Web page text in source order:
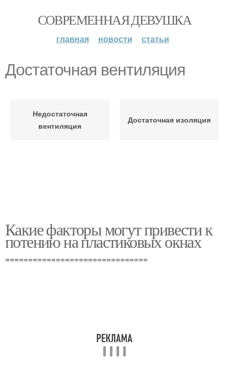
СОВРЕМЕННАЯ ДЕВУШКА
главная новости статьи
Достаточная вентиляция
Недостаточная
вентиляция
Достаточная изоляция
Какие факторы могут привести к
потению на пластиковых окнах
===============================